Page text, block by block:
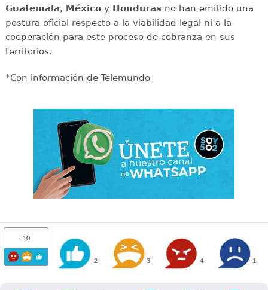
Guatemala, Méxicoy Hondurasno han emitido una
postura oficial respecto a la viabilidad legal ni a la
cooperación para este proceso de cobranza en sus
territorios.
*Con información de Telemundo
10
2 3 4 1